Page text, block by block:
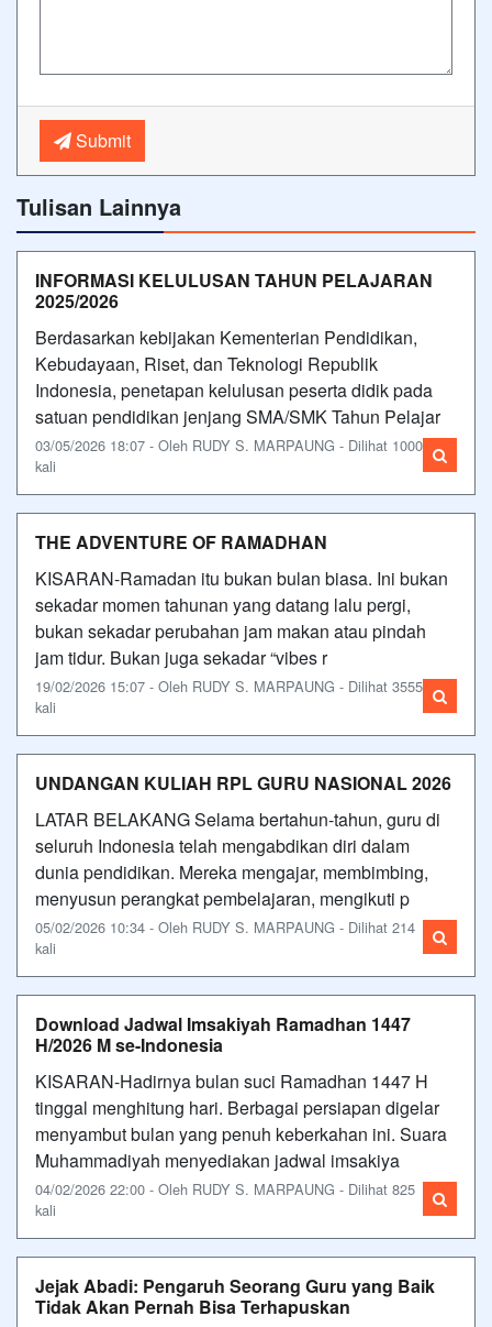
Submit
Tulisan Lainnya
INFORMASI KELULUSAN TAHUN PELAJARAN
2025/2026
Berdasarkan kebijakan Kementerian Pendidikan,
Kebudayaan, Riset, dan Teknologi Republik
Indonesia, penetapan kelulusan peserta didik pada
satuan pendidikan jenjang SMA/SMK Tahun Pelajar
03/05/2026 18:07 - Oleh RUDY S. MARPAUNG - Dilihat 1000
kali
THE ADVENTURE OF RAMADHAN
KISARAN-Ramadan itu bukan bulan biasa. Ini bukan
sekadar momen tahunan yang datang lalu pergi,
bukan sekadar perubahan jam makan atau pindah
jam tidur. Bukan juga sekadar “vibes r
19/02/2026 15:07 - Oleh RUDY S. MARPAUNG - Dilihat 3555
kali
UNDANGAN KULIAH RPL GURU NASIONAL 2026
LATAR BELAKANG Selama bertahun-tahun, guru di
seluruh Indonesia telah mengabdikan diri dalam
dunia pendidikan. Mereka mengajar, membimbing,
menyusun perangkat pembelajaran, mengikuti p
05/02/2026 10:34 - Oleh RUDY S. MARPAUNG - Dilihat 214
kali
Download Jadwal Imsakiyah Ramadhan 1447
H/2026 M se-Indonesia
KISARAN-Hadirnya bulan suci Ramadhan 1447 H
tinggal menghitung hari. Berbagai persiapan digelar
menyambut bulan yang penuh keberkahan ini. Suara
Muhammadiyah menyediakan jadwal imsakiya
04/02/2026 22:00 - Oleh RUDY S. MARPAUNG - Dilihat 825
kali
Jejak Abadi: Pengaruh Seorang Guru yang Baik
Tidak Akan Pernah Bisa Terhapuskan